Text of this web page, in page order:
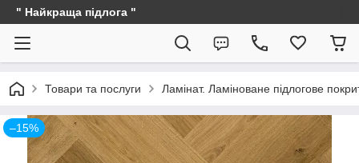
" Найкраща підлога "
Товари та послуги Ламінат. Ламіноване підлогове
–15%